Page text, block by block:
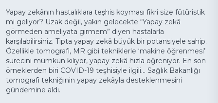
HEMEN ARA
Yapay zekânın hastalıklara teşhis koyması fikri size fütüristik
mi geliyor? Uzak değil, yakın gelecekte “Yapay zekâ
görmeden ameliyata girmem” diyen hastalarla
karşılabilirsiniz. Tıpta yapay zekâ büyük bir potansiyele sahip.
Özellikle tomografi, MR gibi tekniklerle ‘makine öğrenmesi’
sürecini mümkün kılıyor, yapay zekâ hızla öğreniyor. En son
örneklerden biri COVID-19 teşhisiyle ilgili... Sağlık Bakanlığı
tomografi tekniğinin yapay zekâyla desteklenmesini
gündemine aldı.